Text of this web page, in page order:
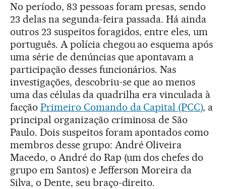
No período, 83 pessoas foram presas, sendo
23 delas na segunda-feira passada. Há ainda
outros 23 suspeitos foragidos, entre eles, um
português. A polícia chegou ao esquema após
uma série de denúncias que apontavam a
participação desses funcionários. Nas
investigações, descobriu-se que ao menos
uma das células da quadrilha era vinculada à
facção Primeiro Comando da Capital (PCC), a
principal organização criminosa de São
Paulo. Dois suspeitos foram apontados como
membros desse grupo: André Oliveira
Macedo, o André do Rap (um dos chefes do
grupo em Santos) e Jefferson Moreira da
Silva, o Dente, seu braço-direito.